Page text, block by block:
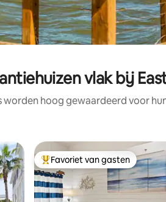
vlak bij
hoog gewaardeerd voor
Topfavoriet van gasten
Favoriet van gasten